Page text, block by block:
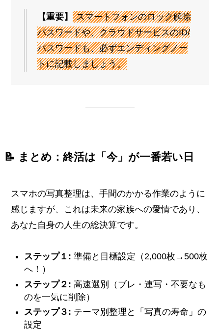
【重要】スマートフォンのロック解除
パスワードや、クラウドサービスのID/
パスワードも、必ずエンディングノー
トに記載しましょう。
📝 まとめ：終活は「今」が一番若い日
スマホの写真整理は、手間のかかる作業のように
感じますが、これは未来の家族への愛情であり、
あなた自身の人生の総決算です。
ステップ１: 準備と目標設定（2,000枚→500枚
へ！）
ステップ２: 高速選別（ブレ・連写・不要なも
のを一気に削除）
ステップ３: テーマ別整理と「写真の寿命」の
設定